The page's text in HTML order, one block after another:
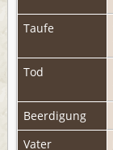
Taufe
Tod
Beerdigung
Vater